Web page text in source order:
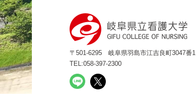
〒501-6295 岐阜県羽島市江吉良町3047番1
TEL:058-397-2300